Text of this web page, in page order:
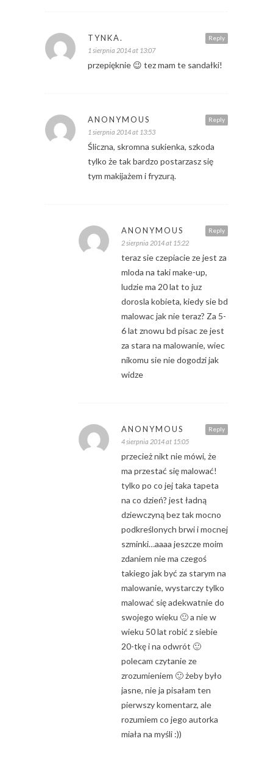
Reply
TYNKA.
1 sierpnia 2014 at 13:07
przepięknie 😉 tez mam te sandałki!
Reply
ANONYMOUS
1 sierpnia 2014 at 13:53
Śliczna, skromna sukienka, szkoda
tylko że tak bardzo postarzasz się
tym makijażem i fryzurą.
Reply
ANONYMOUS
2 sierpnia 2014 at 15:22
teraz sie czepiacie ze jest za
mloda na taki make-up,
ludzie ma 20 lat to juz
dorosla kobieta, kiedy sie bd
malowac jak nie teraz? Za 5-
6 lat znowu bd pisac ze jest
za stara na malowanie, wiec
nikomu sie nie dogodzi jak
widze
Reply
ANONYMOUS
4 sierpnia 2014 at 15:05
przecież nikt nie mówi, że
ma przestać się malować!
tylko po co jej taka tapeta
na co dzień? jest ładną
dziewczyną bez tak mocno
podkreślonych brwi i mocnej
szminki…aaaa jeszcze moim
zdaniem nie ma czegoś
takiego jak być za starym na
malowanie, wystarczy tylko
malować się adekwatnie do
swojego wieku 🙂 a nie w
wieku 50 lat robić z siebie
20-tkę i na odwrót 🙂
polecam czytanie ze
zrozumieniem 🙂 żeby było
jasne, nie ja pisałam ten
pierwszy komentarz, ale
rozumiem co jego autorka
miała na myśli :))